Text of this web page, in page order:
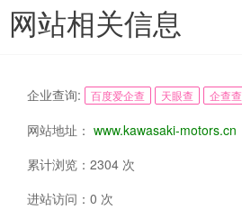
网站相关信息
企业查询: 百度爱企查 天眼查 企查查
网站地址： www.kawasaki-motors.cn
累计浏览：2304 次
进站访问：0 次